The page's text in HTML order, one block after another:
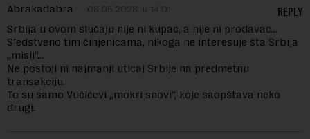
Abrakadabra 08.05.2026. u 14:01
Srbija u ovom slučaju nije ni kupac, a nije ni prodavac…
Sledstveno tim činjenicama, nikoga ne interesuje šta Srbija
„misli“…
Ne postoji ni najmanji uticaj Srbije na predmetnu
transakciju.
To su samo Vučićevi „mokri snovi“, koje saopštava neko
drugi.
REPLY